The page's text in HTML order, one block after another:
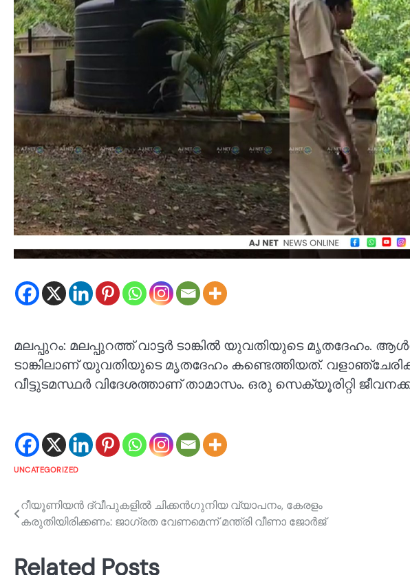
മലപ്പുറം: മലപ്പുറത്ത് വാട്ടര്‍ ടാങ്കില്‍ യുവതിയുടെ മൃതദേഹം.
ടാങ്കിലാണ് യുവതിയുടെ മൃതദേഹം കണ്ടെത്തിയത്.
വീട്ടുടമസ്ഥര്‍ വിദേശത്താണ് താമാസം. ഒരു സെക്യൂരിറ്റി
UNCATEGORIZED
Post
navigation
റീയൂണിയന്‍ ദ്വീപുകളില്‍ ചിക്കന്‍ഗുനിയ വ്യാപനം, കേരളം
കരുതിയിരിക്കണം: ജാഗ്രത വേണമെന്ന് മന്ത്രി വീണാ ജോര്‍ജ്
Related Posts